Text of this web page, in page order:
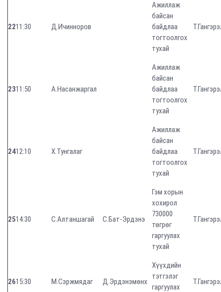
2211:30 Д.Ичинноров
Ажиллаж
байсан
байдлаа
тогтоолгох
тухай
2311:50 А.Насанжаргал
Ажиллаж
байсан
байдлаа
тогтоолгох
тухай
2412:10 Х.Тунгалаг
Ажиллаж
байсан
байдлаа
тогтоолгох
тухай
2514:30 С.Алтаншагай С.Бат-Эрдэнэ
Гэм хорын
хохирол
730000
төгрөг
гаргуулах
тухай
2615:30 М.Сэржмядаг Д.Эрдэнэмөнх
Хүүхдийн
тэтгэлэг
гаргуулах